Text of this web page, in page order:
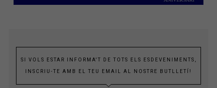
SI VOLS ESTAR INFORMA'T DE TOTS ELS ESDEVENIMENTS,
INSCRIU-TE AMB EL TEU EMAIL AL NOSTRE BUTLLETÍ!